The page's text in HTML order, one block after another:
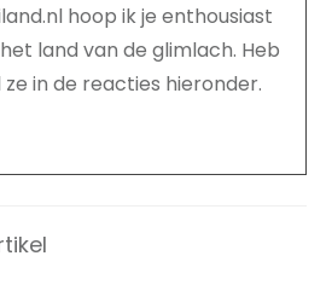
hoop ik je enthousiast
land van de glimlach. Heb
in de reacties hieronder.